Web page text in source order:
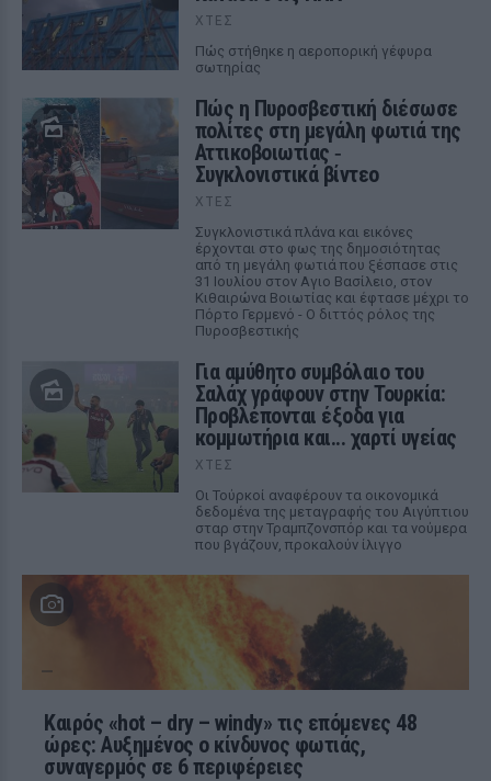
ΧΤΕΣ
Πώς στήθηκε η αεροπορική γέφυρα
σωτηρίας
Πώς η Πυροσβεστική διέσωσε
πολίτες στη μεγάλη φωτιά της
Αττικοβοιωτίας ‑
Συγκλονιστικά βίντεο
ΧΤΕΣ
Συγκλονιστικά πλάνα και εικόνες
έρχονται στο φως της δημοσιότητας
από τη μεγάλη φωτιά που ξέσπασε στις
31 Ιουλίου στον Αγιο Βασίλειο, στον
Κιθαιρώνα Βοιωτίας και έφτασε μέχρι το
Πόρτο Γερμενό - Ο διττός ρόλος της
Πυροσβεστικής
Για αμύθητο συμβόλαιο του
Σαλάχ γράφουν στην Τουρκία:
Προβλέπονται έξοδα για
κομμωτήρια και... χαρτί υγείας
ΧΤΕΣ
Οι Τούρκοί αναφέρουν τα οικονομικά
δεδομένα της μεταγραφής του Αιγύπτιου
σταρ στην Τραμπζονσπόρ και τα νούμερα
που βγάζουν, προκαλούν ίλιγγο
Καιρός «hot – dry – windy» τις επόμενες 48
ώρες: Αυξημένος ο κίνδυνος φωτιάς,
συναγερμός σε 6 περιφέρειες